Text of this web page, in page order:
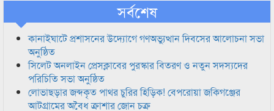
সর্বশেষ
কানাইঘাটে প্রশাসনের উদ্যোগে গণঅভ্যুত্থান দিবসের আলোচনা সভা
অনুষ্ঠিত
সিলেট অনলাইন প্রেসক্লাবের পুরস্কার বিতরণ ও নতুন সদস্যদের
পরিচিতি সভা অনুষ্ঠিত
লোভাছড়ার জব্দকৃত পাথর চুরির হিড়িক! বেপরোয়া জকিগঞ্জের
আটগ্রামের অবৈধ ক্রাশার জোন চক্র